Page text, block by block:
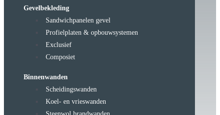
Gevelbekleding
Sandwichpanelen gevel
Profielplaten & opbouwsystemen
Exclusief
Composiet
Binnenwanden
Scheidingswanden
Koel- en vrieswanden